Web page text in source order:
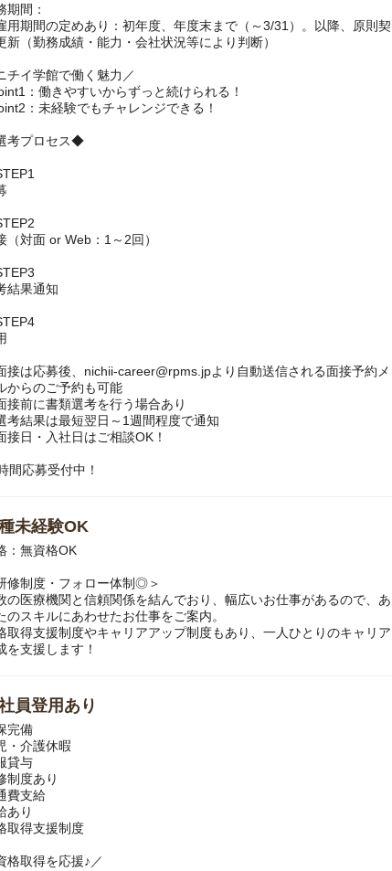
期間：
用期間の定めあり：初年度、年度末まで（～3/31）。以降、原則契
新（勤務成績・能力・会社状況等により判断）
チイ学館で働く魅力／
：働きやすいからずっと続けられる！
：未経験でもチャレンジできる！
考プロセス◆
（対面 or Web：1～2回）
結果通知
接は応募後、nichii-career@rpms.jpより自動送信される面接予約メ
からのご予約も可能
接前に書類選考を行う場合あり
考結果は最短翌日～1週間程度で通知
接日・入社日はご相談OK！
間応募受付中！
未経験OK
：無資格OK
修制度・フォロー体制◎＞
の医療機関と信頼関係を結んでおり、幅広いお仕事があるので、あ
のスキルにあわせたお仕事をご案内。
取得支援制度やキャリアアップ制度もあり、一人ひとりのキャリア
を支援します！
員登用あり
完備
・介護休暇
貸与
制度あり
費支給
あり
取得支援制度
格取得を応援♪／